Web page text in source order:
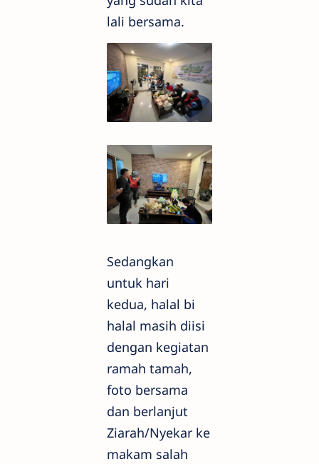
lali bersama.
Sedangkan
untuk hari
kedua, halal bi
halal masih diisi
dengan kegiatan
ramah tamah,
foto bersama
dan berlanjut
Ziarah/Nyekar ke
makam salah